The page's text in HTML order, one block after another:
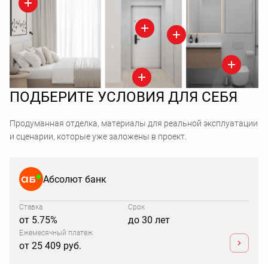
ПОДБЕРИТЕ УСЛОВИЯ ДЛЯ СЕБЯ
Продуманная отделка, материалы для реальной эксплуатации
и сценарии, которые уже заложены в проект.
Абсолют банк
Ставка
от 5.75%
Срок
до 30 лет
Ежемесячный платеж
от 25 409 руб.